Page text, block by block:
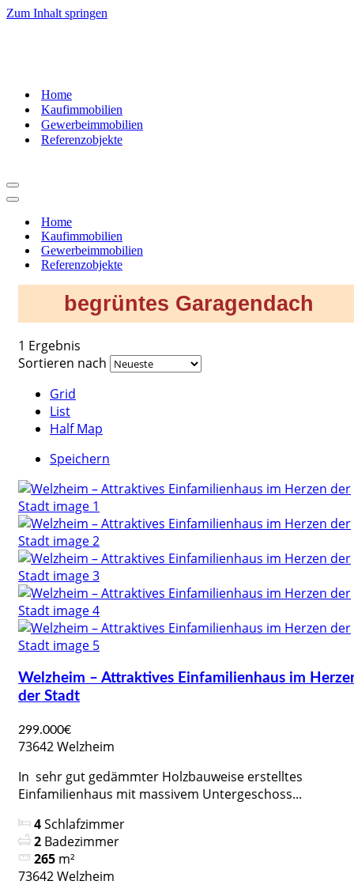
Zum Inhalt springen
Home
Kaufimmobilien
Gewerbeimmobilien
Referenzobjekte
Navigationsmenü
Navigationsmenü
Home
Kaufimmobilien
Gewerbeimmobilien
Referenzobjekte
begrüntes Garagendach
1 Ergebnis
Sortieren nach
Grid
List
Half Map
Speichern
Welzheim – Attraktives Einfamilienhaus im
der Stadt
299.000€
73642 Welzheim
In sehr gut gedämmter Holzbauweise erstelltes
Einfamilienhaus mit massivem Untergeschoss...
4Schlafzimmer
2 Badezimmer
265 m²
73642 Welzheim